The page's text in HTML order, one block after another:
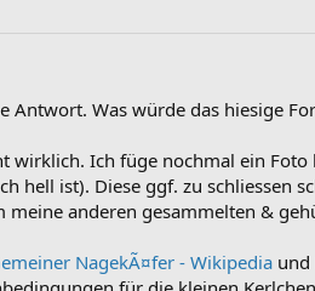
Antwort. Was würde das hiesige
wirklich. Ich füge nochmal ein
hell ist). Diese ggf. zu schliessen
meine anderen gesammelten &
NagekÃ¤fer - Wikipedia und